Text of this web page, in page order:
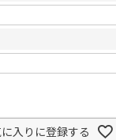
入りに登録する